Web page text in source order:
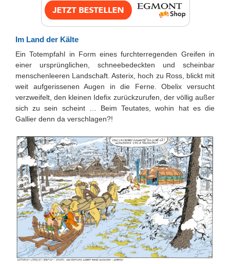
Im Land der Kälte
Ein Totempfahl in Form eines furchterregenden Greifen in
einer ursprünglichen, schneebedeckten und scheinbar
menschenleeren Landschaft. Asterix, hoch zu Ross, blickt mit
weit aufgerissenen Augen in die Ferne. Obelix versucht
verzweifelt, den kleinen Idefix zurückzurufen, der völlig außer
sich zu sein scheint … Beim Teutates, wohin hat es die
Gallier denn da verschlagen?!